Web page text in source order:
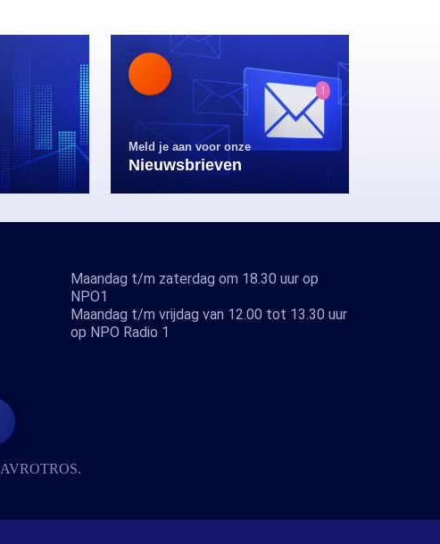
Meld je aan voor onze
Nieuwsbrieven
Maandag t/m zaterdag om 18.30 uur op
NPO1
Maandag t/m vrijdag van 12.00 tot 13.30 uur
op NPO Radio 1
AVROTROS.